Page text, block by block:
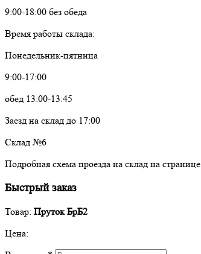
9:00-18:00 без обеда
Время работы склада:
Понедельник-пятница
9:00-17:00
обед 13:00-13:45
Заезд на склад до 17:00
Склад №6
Подробная схема проезда на склад на странице
Быстрый заказ
Товар: Пруток БрБ2
Цена: